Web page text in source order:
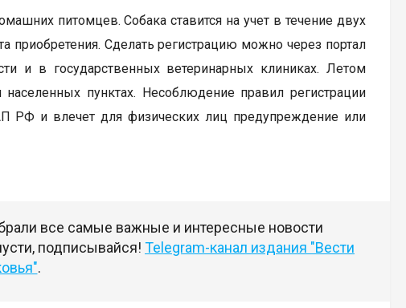
питомцев. Собака ставится на учет в течение двух
приобретения. Сделать регистрацию можно через портал
и в государственных ветеринарных клиниках. Летом
пунктах. Несоблюдение правил регистрации
РФ и влечет для физических лиц предупреждение или
все самые важные и интересные новости
подписывайся! Telegram-канал издания "Вести
.